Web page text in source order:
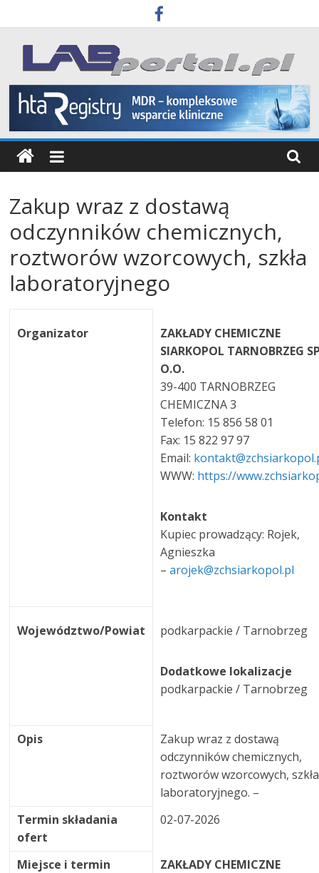
to
content
Labportal
Laboratoria
Aparatura
Badania
Zakup wraz z dostawą
odczynników chemicznych,
roztworów wzorcowych, szkła
laboratoryjnego
Organizator
ZAKŁADY CHEMICZNE
SIARKOPOL TARNOBRZEG
O.O.
39-400 TARNOBRZEG
CHEMICZNA 3
Telefon: 15 856 58 01
Fax: 15 822 97 97
Email:
WWW: https://
Kontakt
Kupiec prowadzący: Rojek,
Agnieszka
–arojek@zchsiarkopol.pl
Województwo/Powiat podkarpackie / Tarnobrzeg
Dodatkowe lokalizacje
podkarpackie / Tarnobrzeg
Opis
Zakup wraz z dostawą
odczynników chemicznych,
roztworów wzorcowych, szkła
laboratoryjnego. –
Termin składania
ofert
02-07-2026
Miejsce i termin
ZAKŁADY CHEMICZNE